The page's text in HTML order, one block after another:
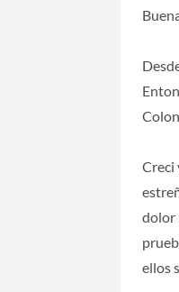
Creci
dolor
ellos